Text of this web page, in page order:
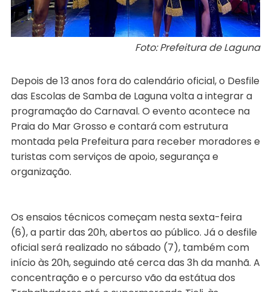
Foto: Prefeitura de Laguna
Depois de 13 anos fora do calendário oficial, o Desfile
das Escolas de Samba de Laguna volta a integrar a
programação do Carnaval. O evento acontece na
Praia do Mar Grosso e contará com estrutura
montada pela Prefeitura para receber moradores e
turistas com serviços de apoio, segurança e
organização.
Os ensaios técnicos começam nesta sexta-feira
(6), a partir das 20h, abertos ao público. Já o desfile
oficial será realizado no sábado (7), também com
início às 20h, seguindo até cerca das 3h da manhã. A
concentração e o percurso vão da estátua dos